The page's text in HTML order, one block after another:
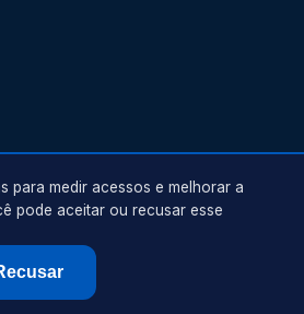
. Todos os direitos reservados.
para medir acessos e melhorar a
pode aceitar ou recusar esse